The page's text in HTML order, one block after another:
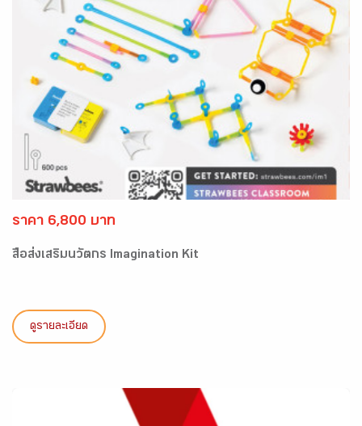
ราคา 6,800 บาท
สื่อส่งเสริมนวัตกร Imagination Kit
ดูรายละเอียด